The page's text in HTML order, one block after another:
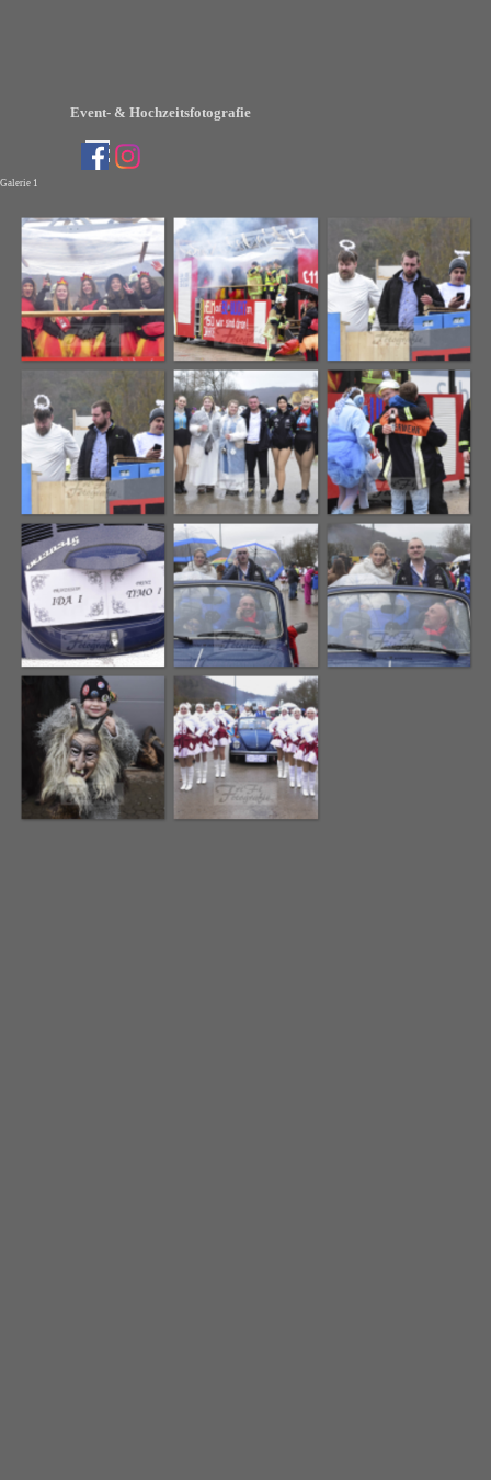
Event- & Hochzeitsfotografie
Menü überspringen
Galerie 1